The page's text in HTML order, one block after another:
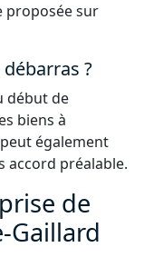
proposée sur
?
début de
biens à
également
accord préalable.
de
Gaillard